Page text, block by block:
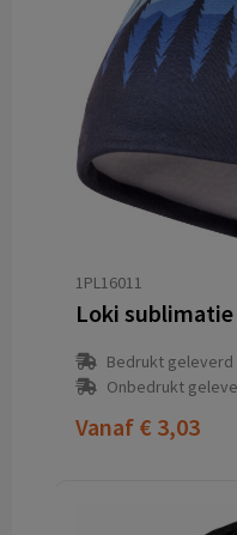
1PL16011
Bedrukt geleverd
Onbedrukt
Vanaf € 3,03